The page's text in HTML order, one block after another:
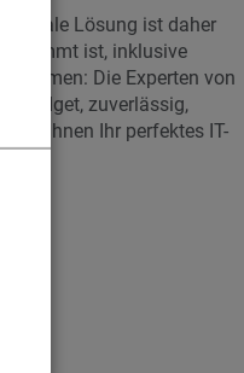
Lösung ist daher
ist, inklusive
Die Experten von
Budget, zuverlässig,
mit Ihnen Ihr perfektes IT-